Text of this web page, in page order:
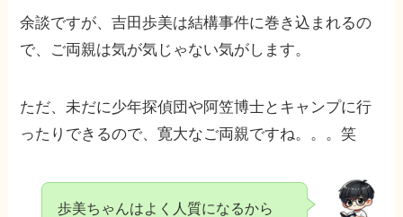
余談ですが、吉田歩美は結構事件に巻き込まれるの
で、ご両親は気が気じゃない気がします。
ただ、未だに少年探偵団や阿笠博士とキャンプに行
ったりできるので、寛大なご両親ですね。。。笑
歩美ちゃんはよく人質になるから